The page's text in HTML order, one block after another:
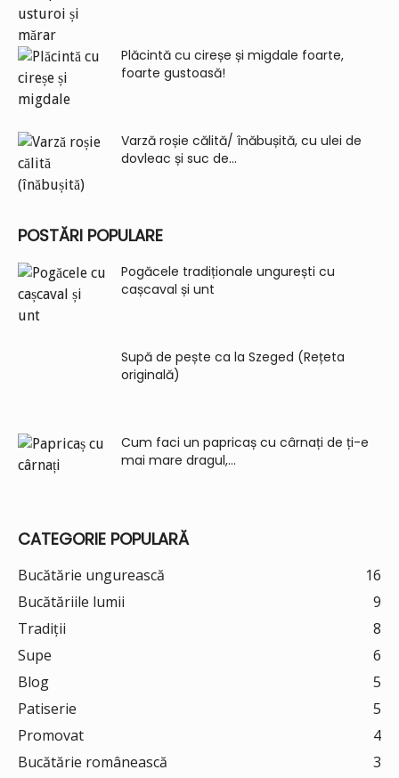
Plăcintă cu cireșe și migdale foarte,
foarte gustoasă!
Varză roșie călită/ înăbușită, cu ulei de
dovleac și suc de...
POSTĂRI POPULARE
Pogăcele tradiționale ungurești cu
cașcaval și unt
Supă de pește ca la Szeged (Rețeta
originală)
Cum faci un papricaș cu cârnați de ți-e
mai mare dragul,...
CATEGORIE POPULARĂ
Bucătărie ungurească
16
Bucătăriile lumii
9
Tradiții
8
Supe
6
Blog
5
Patiserie
5
Promovat
4
Bucătărie românească
3